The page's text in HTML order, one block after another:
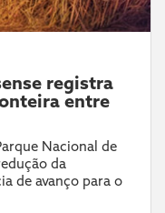
registra
entre
Nacional de
da
de avanço para o